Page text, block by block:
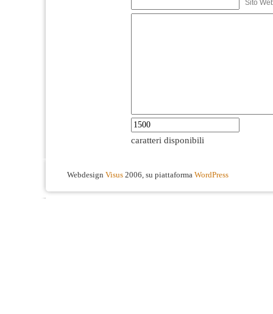
Sito
caratteri disponibili
Webdesign Visus 2006, su piattaforma WordPress